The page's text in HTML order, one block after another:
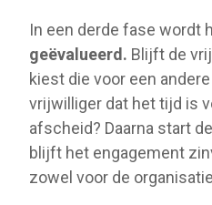
In een derde fase wordt
geëvalueerd. Blijft de
kiest die voor een
vrijwilliger dat het tijd is
afscheid? Daarna start
blijft het engagement
zowel voor de